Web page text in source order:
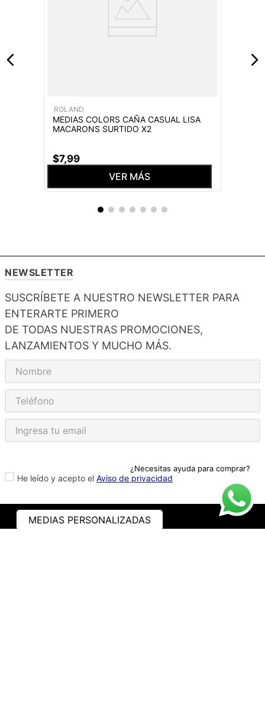
¿Necesitas ayuda para comprar?
ROLAND
MEDIAS COLORS CAÑA CASUAL LISA
MACARONS SURTIDO X2
$7,99
VER MÁS
NEWSLETTER
SUSCRÍBETE A NUESTRO NEWSLETTER PARA
ENTERARTE PRIMERO
DE TODAS NUESTRAS PROMOCIONES,
LANZAMIENTOS Y MUCHO MÁS.
He leído y acepto el Aviso de privacidad
MEDIAS PERSONALIZADAS